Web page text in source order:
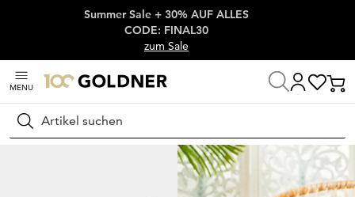
Überspringe Navigation, direkt zum Content
Summer Sale + 30% AUF ALLES
CODE: FINAL30
zum Sale
MENU
Suchen
Startseite Schuhe & Accessoires